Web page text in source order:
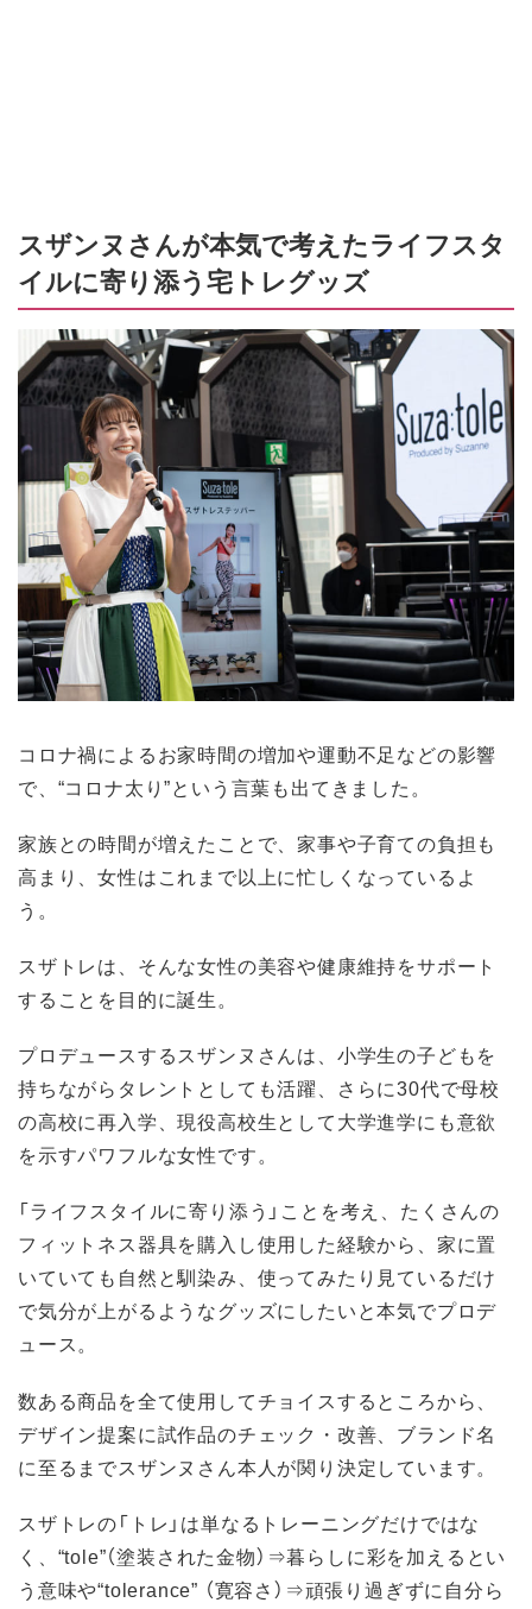
スザンヌさんが本気で考えたライフスタ
イルに寄り添う宅トレグッズ
コロナ禍によるお家時間の増加や運動不足などの影響
で、“コロナ太り”という言葉も出てきました。
家族との時間が増えたことで、家事や子育ての負担も
高まり、女性はこれまで以上に忙しくなっているよ
う。
スザトレは、そんな女性の美容や健康維持をサポート
することを目的に誕生。
プロデュースするスザンヌさんは、小学生の子どもを
持ちながらタレントとしても活躍、さらに30代で母校
の高校に再入学、現役高校生として大学進学にも意欲
を示すパワフルな女性です。
「ライフスタイルに寄り添う」ことを考え、たくさんの
フィットネス器具を購入し使用した経験から、家に置
いていても自然と馴染み、使ってみたり見ているだけ
で気分が上がるようなグッズにしたいと本気でプロデ
ュース。
数ある商品を全て使用してチョイスするところから、
デザイン提案に試作品のチェック・改善、ブランド名
に至るまでスザンヌさん本人が関り決定しています。
スザトレの「トレ」は単なるトレーニングだけではな
く、“tole”（塗装された金物）⇒暮らしに彩を加えるとい
う意味や“tolerance” （寛容さ）⇒頑張り過ぎずに自分ら